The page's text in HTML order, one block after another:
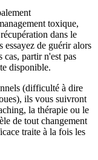
toxique,
dans le
essayez de guérir alors
cas, partir n'est pas
disponible.
(difficulté à dire
ils vous suivront
la thérapie ou le
de tout changement
traite à la fois les